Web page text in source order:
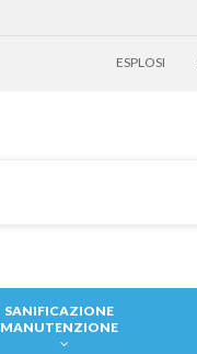
ESPLOSI
SANIFICAZIONE
MANUTENZIONE